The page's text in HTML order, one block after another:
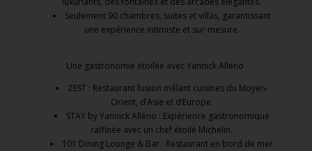
Seulement 90 chambres, suites et villas, garantissant
une expérience intimiste et sur-mesure.
Une gastronomie étoilée avec Yannick Alléno
ZEST : Restaurant fusion mêlant cuisines du Moyen-
Orient, d’Asie et d’Europe.
STAY by Yannick Alléno : Expérience gastronomique
raffinée avec un chef étoilé Michelin.
101 Dining Lounge & Bar : Restaurant en bord de mer